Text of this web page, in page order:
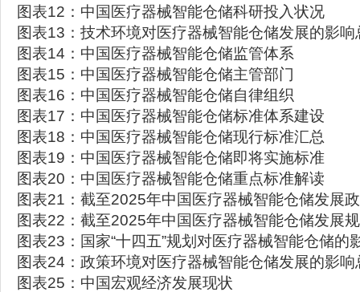
图表12：中国医疗器械智能仓储科研投入状况
图表13：技术环境对医疗器械智能仓储发展的影响
图表14：中国医疗器械智能仓储监管体系
图表15：中国医疗器械智能仓储主管部门
图表16：中国医疗器械智能仓储自律组织
图表17：中国医疗器械智能仓储标准体系建设
图表18：中国医疗器械智能仓储现行标准汇总
图表19：中国医疗器械智能仓储即将实施标准
图表20：中国医疗器械智能仓储重点标准解读
图表21：截至2025年中国医疗器械智能仓储发展
图表22：截至2025年中国医疗器械智能仓储发展
图表23：国家“十四五”规划对医疗器械智能仓储的
图表24：政策环境对医疗器械智能仓储发展的影响
图表25：中国宏观经济发展现状